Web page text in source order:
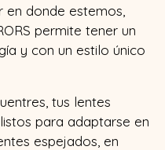
donde estemos,
permite tener un
y con un estilo único
tus lentes
para adaptarse en
espejados, en